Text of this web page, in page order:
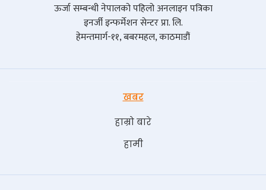
ऊर्जा सम्बन्धी नेपालको पहिलो अनलाइन पत्रिका
इनर्जी इन्फर्मेशन सेन्टर प्रा. लि.
हेमन्तमार्ग-११, बबरमहल, काठमाडौं
खबर
हाम्रो बारे
हामी